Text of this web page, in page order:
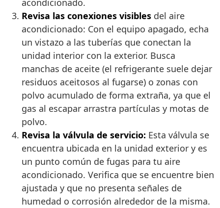
acondicionado.
Revisa las conexiones visibles del aire
acondicionado: Con el equipo apagado, echa
un vistazo a las tuberías que conectan la
unidad interior con la exterior. Busca
manchas de aceite (el refrigerante suele dejar
residuos aceitosos al fugarse) o zonas con
polvo acumulado de forma extraña, ya que el
gas al escapar arrastra partículas y motas de
polvo.
Revisa la válvula de servicio: Esta válvula se
encuentra ubicada en la unidad exterior y es
un punto común de fugas para tu aire
acondicionado. Verifica que se encuentre bien
ajustada y que no presenta señales de
humedad o corrosión alrededor de la misma.